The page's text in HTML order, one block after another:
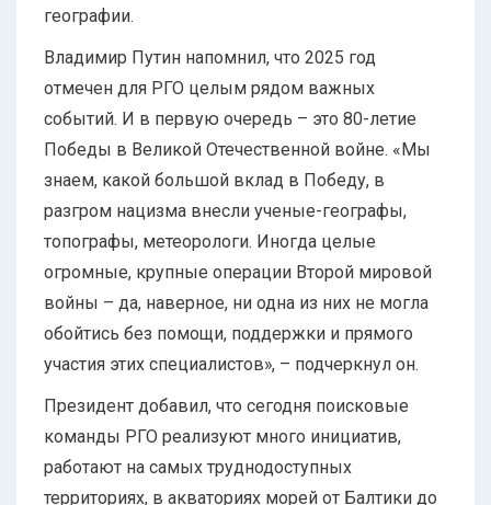
географии.
Владимир Путин напомнил, что 2025 год
отмечен для РГО целым рядом важных
событий. И в первую очередь – это 80-летие
Победы в Великой Отечественной войне. «Мы
знаем, какой большой вклад в Победу, в
разгром нацизма внесли ученые-географы,
топографы, метеорологи. Иногда целые
огромные, крупные операции Второй мировой
войны – да, наверное, ни одна из них не могла
обойтись без помощи, поддержки и прямого
участия этих специалистов», – подчеркнул он.
Президент добавил, что сегодня поисковые
команды РГО реализуют много инициатив,
работают на самых труднодоступных
территориях, в акваториях морей от Балтики до